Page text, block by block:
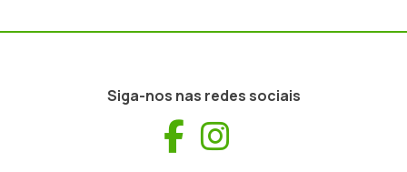
Siga-nos nas redes sociais
Facebook